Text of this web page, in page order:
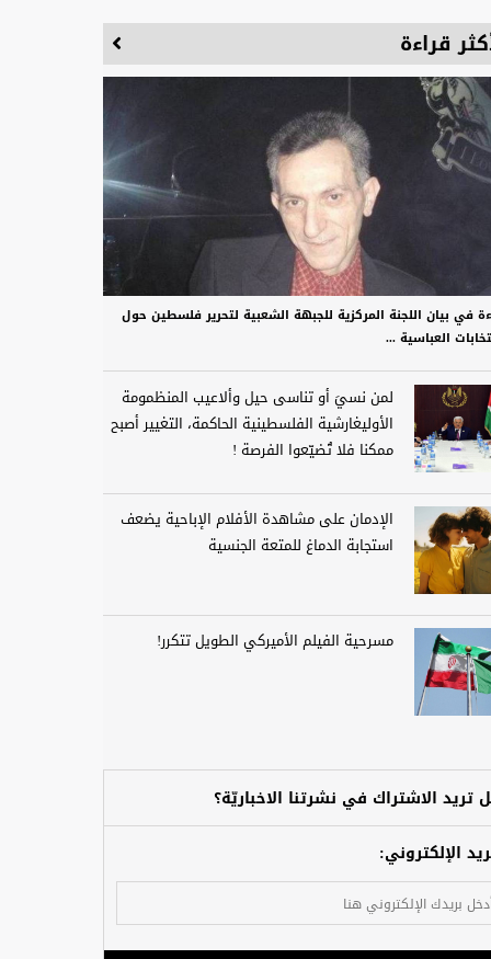
قراءة
في بيان اللجنة المركزية للجبهة الشعبية لتحرير فلسطين حول
العباسية ...
لمن نسيَ أو تناسى حيل وألاعيب المنظمومة
الأوليغارشية الفلسطينية الحاكمة، التغيير أصبح
ممكنا فلا تُضيّعوا الفرصة !
الإدمان على مشاهدة الأفلام الإباحية يضعف
استجابة الدماغ للمتعة الجنسية
مسرحية الفيلم الأميركي الطويل تتكرر!
تريد الاشتراك في نشرتنا الاخباريّة؟
الإلكتروني: